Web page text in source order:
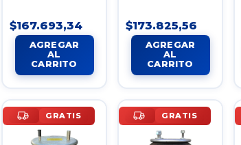
2c20-230us
$167.693,34
2c20-230us
$173.825,56
GRATIS GRATIS